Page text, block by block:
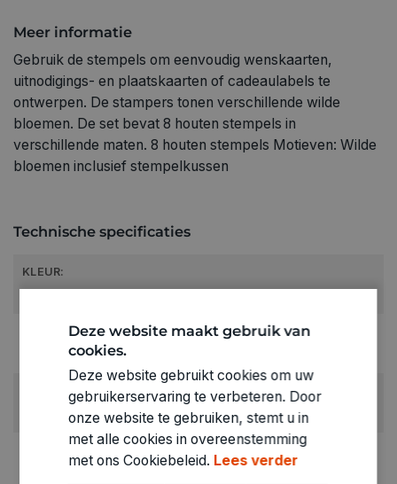
Meer informatie
Gebruik de stempels om eenvoudig wenskaarten,
uitnodigings- en plaatskaarten of cadeaulabels te
ontwerpen. De stampers tonen verschillende wilde
bloemen. De set bevat 8 houten stempels in
verschillende maten. 8 houten stempels Motieven: Wilde
bloemen inclusief stempelkussen
Technische specificaties
KLEUR:
Roze
RUBRIEK:
Stempels
Deze website maakt gebruik van
cookies.
Deze website gebruikt cookies om uw
gebruikerservaring te verbeteren. Door
onze website te gebruiken, stemt u in
met alle cookies in overeenstemming
met ons Cookiebeleid. Lees verder